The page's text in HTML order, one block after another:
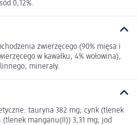
0,12%.
zwierzęcego (90% mięsa i
w kawałku, 4% wołowina),
minerały.
tauryna 382 mg; cynk (tlenek
manganu(II)) 3,31 mg; jod